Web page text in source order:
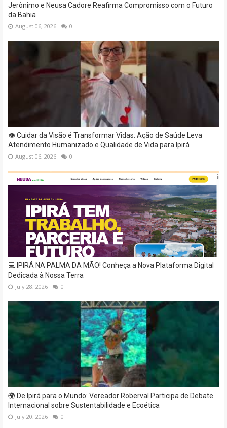
Jerônimo e Neusa Cadore Reafirma Compromisso com o Futuro
da Bahia
August 06, 2026 0
👁️ Cuidar da Visão é Transformar Vidas: Ação de Saúde Leva
Atendimento Humanizado e Qualidade de Vida para Ipirá
August 06, 2026 0
💻 IPIRÁ NA PALMA DA MÃO! Conheça a Nova Plataforma Digital
Dedicada à Nossa Terra
July 28, 2026 0
🌍 De Ipirá para o Mundo: Vereador Roberval Participa de Debate
Internacional sobre Sustentabilidade e Ecoética
July 20, 2026 0